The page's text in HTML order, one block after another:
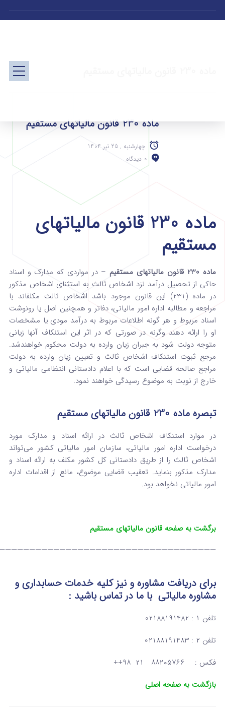
ماده 230 قانون مالیاتهای مستقیم
چهارشنبه , 25 تیر 1404
0 دیدگاه
ماده 230 قانون مالیاتهای
مستقیم
ماده 230 قانون مالیاتهای مستقیم
– در مواردی که مدارک و اسناد
حاکی از تحصیل درآمد نزد اشخاص ثالث به استثنای اشخاص مذکور
در ماده (231) این قانون موجود باشد ‌اشخاص ثالث مکلف­اند با
مراجعه و مطالبه اداره امور مالیاتی، دفاتر و همچنین اصل یا رونوشت
اسناد مربوط و هر گونه اطلاعات مربوط به درآمد مودی‌ یا مشخصات
او را ارائه دهند وگرنه در صورتی که در اثر این استنکاف آنها زیانی
متوجه دولت شود به جبران زیان وارده به دولت محکوم خواهند‌شد.‌
مرجع ثبوت استنکاف اشخاص ثالث و تعیین زیان وارده به دولت
مراجع صالحه قضایی است که با اعلام دادستانی انتظامی مالیاتی و
خارج از نوبت‌ به موضوع رسیدگی خواهند نمود.
تبصره ماده 230 قانون مالیاتهای مستقیم
در موارد استنکاف اشخاص ثالث در ارائه اسناد و مدارک مورد
درخواست اداره امور مالیاتی، سازمان امور مالیاتی کشور ‌می‌تواند
اشخاص ثالث را از طریق دادستانی کل کشور مکلف به ارائه اسناد و
مدارک مذکور بنماید. تعقیب قضایی موضوع، مانع از اقدامات اداره
امور مالیاتی نخواهد بود.
برگشت به صفحه قانون مالیاتهای مستقیم
برای دریافت مشاوره و نیز کلیه خدمات حسابداری و
مشاوره مالیاتیبا ما در تماسباشید :
تلفن ۱ : 02188191482
تلفن ۲ : 02188191483
فکس : ۸۸۲۰۵۷۶۶ ۲۱ ۹۸++
بازگشت به صفحه اصلی